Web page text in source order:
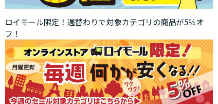
ロイモール限定！週替わりで対象カテゴリの商品が5％オ
フ！